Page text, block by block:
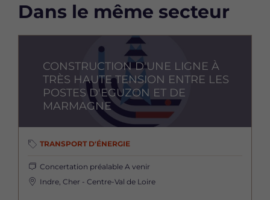
Dans le même secteur
CONSTRUCTION D'UNE LIGNE À
TRÈS HAUTE TENSION ENTRE LES
POSTES D'EGUZON ET DE
MARMAGNE
TRANSPORT D'ÉNERGIE
Concertation préalable A venir
Indre, Cher - Centre-Val de Loire